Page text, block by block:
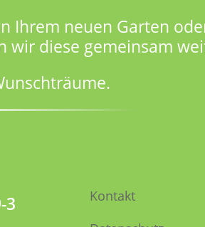
Ihrem neuen Garten
wir diese gemeinsam
3
Kontakt